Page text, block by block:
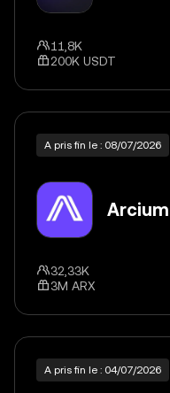
11,8K
200K USDT
A pris fin le : 08/07/2026
32,33K
3M ARX
A pris fin le : 04/07/2026